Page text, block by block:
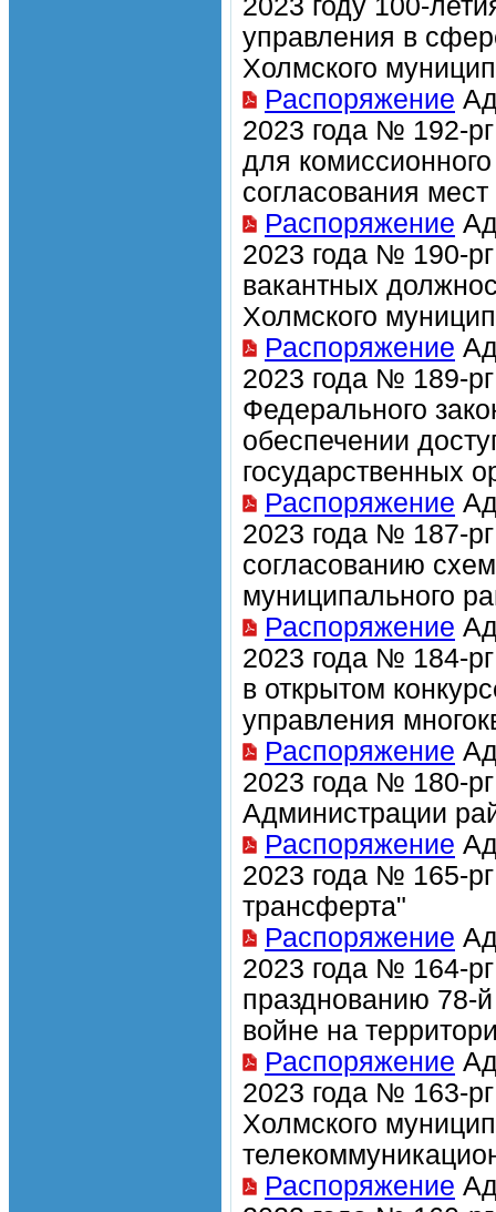
2023 году 100-
управления в
Холмского
Распоряжение
2023 года № 192-рг
для
согласования
Распоряжение
2023 года № 190-
вакантных
Холмского
Распоряжение
2023 года № 189-
Федерального
обеспечении
государственных
Распоряжение
2023 года № 187-
согласованию
муниципального
Распоряжение
2023 года № 184-
в открытом
управления
Распоряжение
2023 года № 180-
Администрации
Распоряжение
2023 года № 165-
трансферта"
Распоряжение
2023 года № 164-
празднованию 78-
войне на
Распоряжение
2023 года № 163-
Холмского
Распоряжение